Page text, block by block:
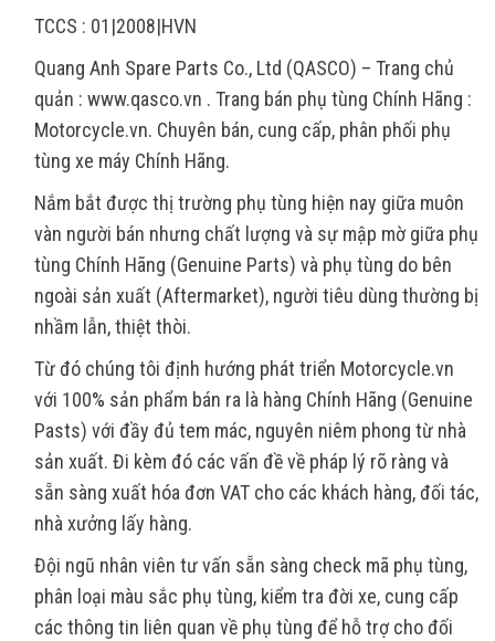
TCCS : 01|2008|HVN
Quang Anh Spare Parts Co., Ltd (QASCO) – Trang chủ
quản : www.qasco.vn . Trang bán phụ tùng Chính Hãng :
Motorcycle.vn. Chuyên bán, cung cấp, phân phối phụ
tùng xe máy Chính Hãng.
Nắm bắt được thị trường phụ tùng hiện nay giữa muôn
vàn người bán nhưng chất lượng và sự mập mờ giữa phụ
tùng Chính Hãng (Genuine Parts) và phụ tùng do bên
ngoài sản xuất (Aftermarket), người tiêu dùng thường bị
nhầm lẫn, thiệt thòi.
Từ đó chúng tôi định hướng phát triển Motorcycle.vn
với 100% sản phẩm bán ra là hàng Chính Hãng (Genuine
Pasts) với đầy đủ tem mác, nguyên niêm phong từ nhà
sản xuất. Đi kèm đó các vấn đề về pháp lý rõ ràng và
sẵn sàng xuất hóa đơn VAT cho các khách hàng, đối tác,
nhà xưởng lấy hàng.
Đội ngũ nhân viên tư vấn sẵn sàng check mã phụ tùng,
phân loại màu sắc phụ tùng, kiểm tra đời xe, cung cấp
các thông tin liên quan về phụ tùng để hỗ trợ cho đối